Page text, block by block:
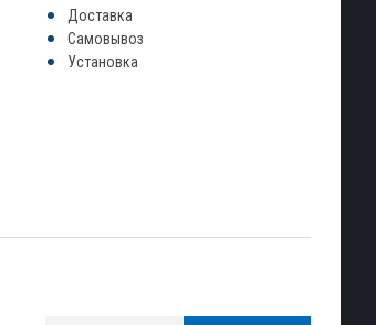
Доставка
Самовывоз
Установка